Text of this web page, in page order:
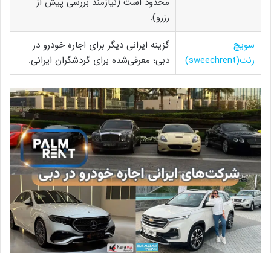
رزرو).
سویچ
رنت(sweechrent)
گزینه ایرانی دیگر برای اجاره خودرو در
دبی؛ معرفی‌شده برای گردشگران ایرانی.